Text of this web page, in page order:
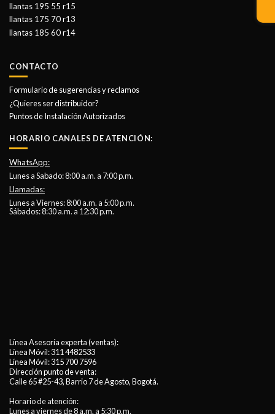
llantas 195 55 r15
llantas 175 70 r13
llantas 185 60 r14
CONTACTO
Formulario de sugerencias y reclamos
¿Quieres ser distribuidor?
Puntos de Instalación Autorizados
HORARIO CANALES DE ATENCIÓN:
WhatsApp:
Lunes a Sabado: 8:00 a.m. a 7:00 p.m.
Llamadas:
Lunes a Viernes: 8:00 a.m. a 5:00 p.m.
Sábados: 8:30 a.m. a 12:30 p.m.
Línea Asesoría experta (ventas):
Línea Móvil:311 4482533
Línea Móvil:315 700 7596
Dirección punto de venta:
Calle 65 #25-43, Barrio 7 de Agosto, Bogotá.
Horario de atención:
Lunes a viernes de 8 a.m. a 5:30 p.m.